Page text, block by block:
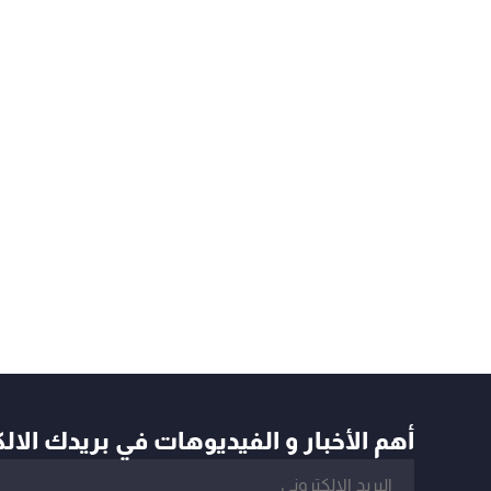
أهم الأخبار و الفيديوهات في بريدك